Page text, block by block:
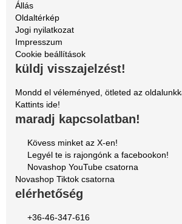
Állás
Oldaltérkép
Jogi nyilatkozat
Impresszum
Cookie beállítások
küldj visszajelzést!
Mondd el véleményed, ötleted az
Kattints ide!
maradj kapcsolatban!
Kövess minket az X-en!
Legyél te is rajongónk a facebookon!
Novashop YouTube csatorna
Novashop Tiktok csatorna
elérhetőség
+36-46-347-616